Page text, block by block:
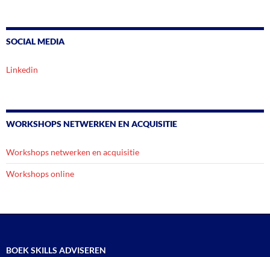
SOCIAL MEDIA
Linkedin
WORKSHOPS NETWERKEN EN ACQUISITIE
Workshops netwerken en acquisitie
Workshops online
BOEK SKILLS ADVISEREN